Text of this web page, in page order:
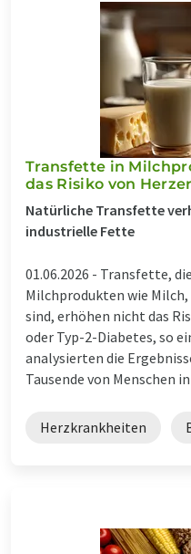
Transfette in
das Risiko von
Natürliche Transfette
industrielle Fette
01.06.2026 - Transfette,
Milchprodukten wie
sind, erhöhen nicht das
oder Typ-2-Diabetes, so
analysierten die
Tausende von Menschen
Herzkrankheiten